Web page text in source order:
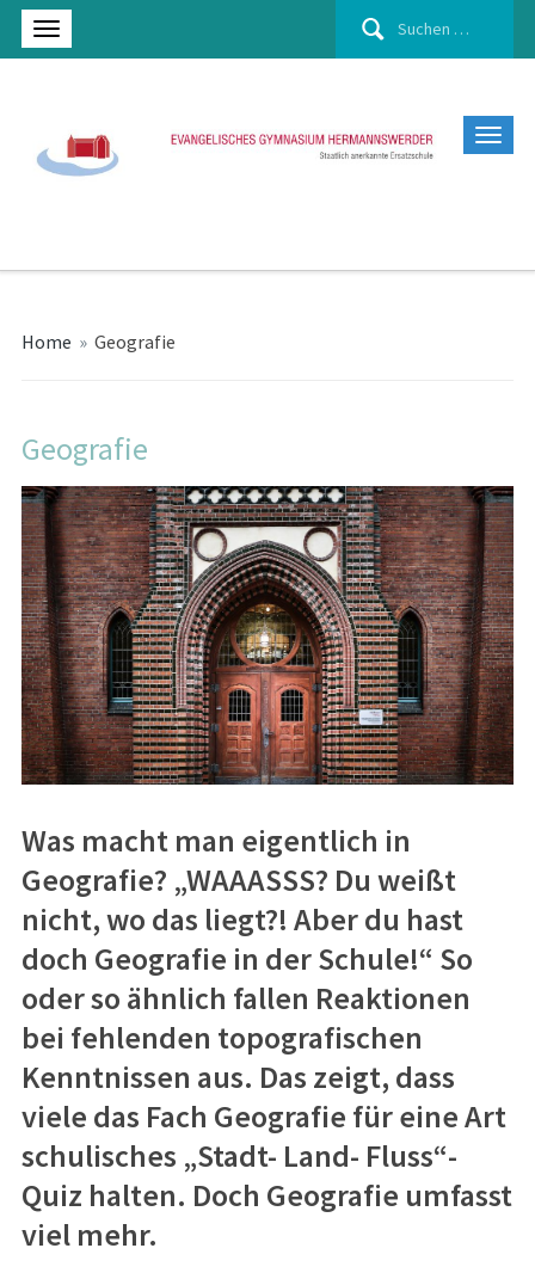
Suchen
Home » Geografie
Geografie
Was macht man eigentlich in
Geografie? „WAAASSS? Du weißt
nicht, wo das liegt?! Aber du hast
doch Geografie in der Schule!“ So
oder so ähnlich fallen Reaktionen
bei fehlenden topografischen
Kenntnissen aus. Das zeigt, dass
viele das Fach Geografie für eine Art
schulisches „Stadt- Land- Fluss“-
Quiz halten. Doch Geografie umfasst
viel mehr.